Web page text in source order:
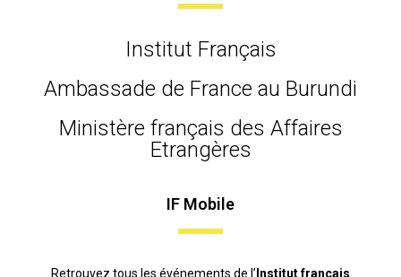
Institut Français
Ambassade de France au Burundi
Ministère français des Affaires
Etrangères
IF Mobile
Retrouvez tous les événements de l’ Institut français